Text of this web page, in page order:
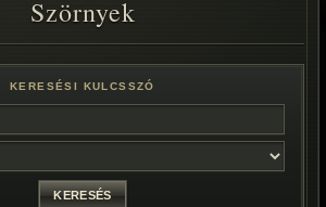
Szörnyek
KERESÉSI KULCSSZÓ